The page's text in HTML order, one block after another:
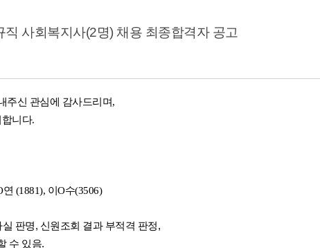
사회복지사(2명) 채용 최종합격자 공고
주신 관심에 감사드리며,
합니다.
연 (1881), 이 O수(3506)
판명, 신원조회 결과 부적격 판정,
수 있음.